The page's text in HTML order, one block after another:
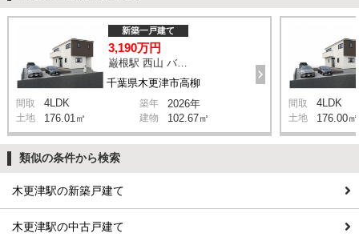
千葉県木更津市高柳
新築一戸建て
3,190万円
巌根駅 西山 バス12分 停歩5分
間取 4LDK 築年 2026年
土地 176.01㎡ 建物 102.67㎡
間取 4LDK
土地 176.00㎡
類似の条件から検索
木更津駅の新築戸建て
木更津駅の中古戸建て